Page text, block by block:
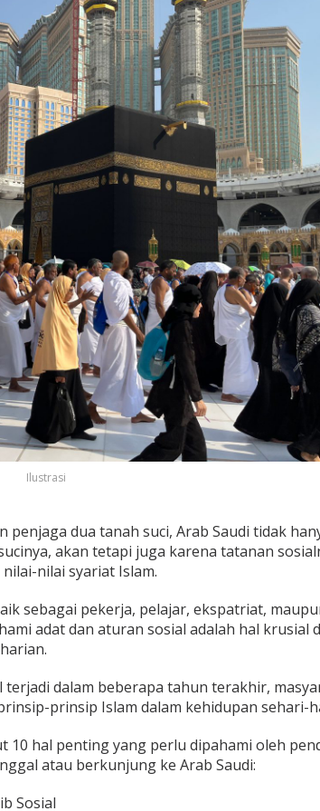
Ilustrasi
penjaga dua tanah suci, Arab Saudi tidak
akan tetapi juga karena tatanan
nilai syariat Islam.
sebagai pekerja, pelajar, ekspatriat,
adat dan aturan sosial adalah hal krusial
dalam beberapa tahun terakhir,
prinsip Islam dalam kehidupan sehari-
10 hal penting yang perlu dipahami oleh
atau berkunjung ke Arab Saudi:
Sosial